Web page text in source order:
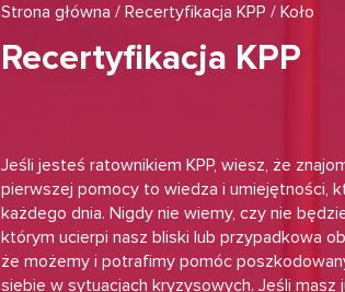
Strona główna / Recertyfikacja KPP / Koło
Recertyfikacja KPP
Jeśli jesteś ratownikiem KPP, wiesz, że
pierwszej pomocy to wiedza i umiejętności,
każdego dnia. Nigdy nie wiemy, czy nie
którym ucierpi nasz bliski lub przypadkowa
że możemy i potrafimy pomóc
siebie w sytuacjach kryzysowych. Jeśli masz